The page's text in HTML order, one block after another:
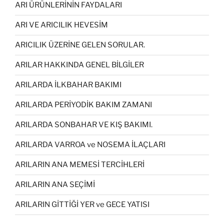
ARI ÜRÜNLERİNİN FAYDALARI
ARI VE ARICILIK HEVESİM
ARICILIK ÜZERİNE GELEN SORULAR.
ARILAR HAKKINDA GENEL BİLGİLER
ARILARDA İLKBAHAR BAKIMI
ARILARDA PERİYODİK BAKIM ZAMANI
ARILARDA SONBAHAR VE KIŞ BAKIMI.
ARILARDA VARROA ve NOSEMA İLAÇLARI
ARILARIN ANA MEMESİ TERCİHLERİ
ARILARIN ANA SEÇİMİ
ARILARIN GİTTİĞİ YER ve GECE YATISI